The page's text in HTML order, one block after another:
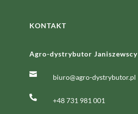
KONTAKT
Agro-dystrybutor Janiszewscy
 biuro@agro-dystrybutor.pl
 +48 731 981 001